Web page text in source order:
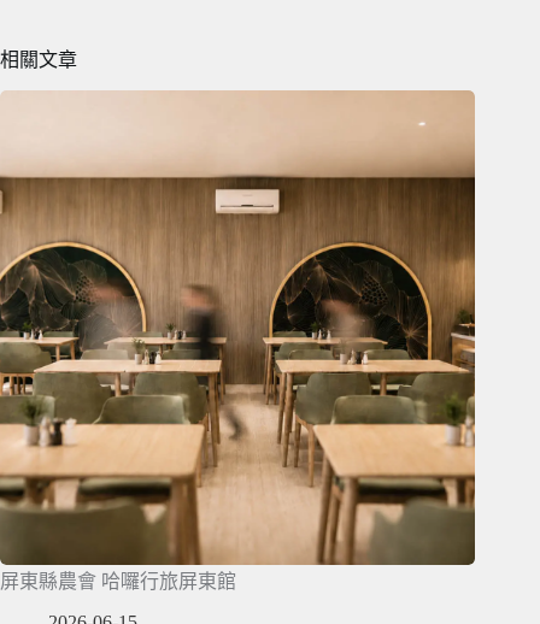
相關文章
屏東縣農會 哈囉行旅屏東館